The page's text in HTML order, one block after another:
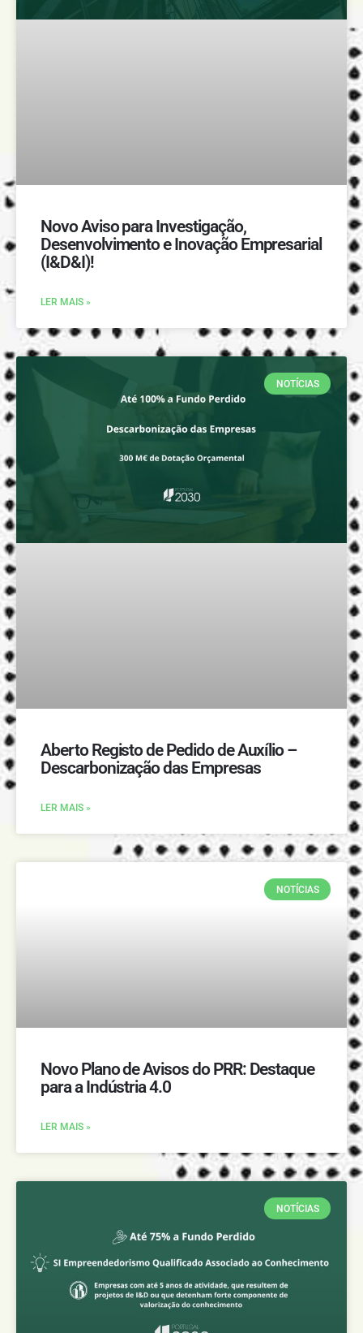
Novo Aviso para Investigação,
Desenvolvimento e Inovação Empresarial
(I&D&I)!
LER MAIS »
NOTÍCIAS
Aberto Registo de Pedido de Auxílio –
Descarbonização das Empresas
LER MAIS »
NOTÍCIAS
Novo Plano de Avisos do PRR: Destaque
para a Indústria 4.0
LER MAIS »
NOTÍCIAS